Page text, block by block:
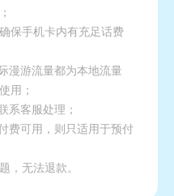
保手机卡内有充足话费
漫游流量都为本地流量
用；
系客服处理；
费可用，则只适用于预付
，无法退款。